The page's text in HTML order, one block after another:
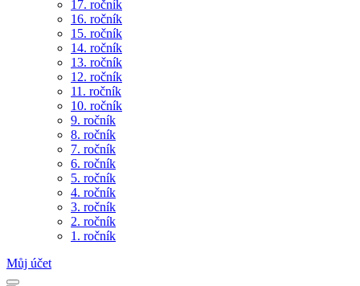
17. ročník
16. ročník
15. ročník
14. ročník
13. ročník
12. ročník
11. ročník
10. ročník
9. ročník
8. ročník
7. ročník
6. ročník
5. ročník
4. ročník
3. ročník
2. ročník
1. ročník
Můj účet